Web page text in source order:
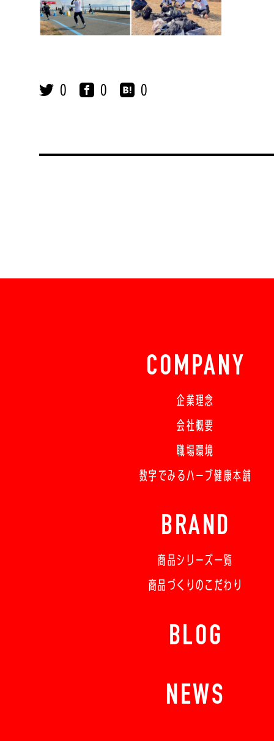
0 0 0
COMPANY
企業理念
会社概要
職場環境
数字でみるハーブ健康本舗
BRAND
商品シリーズ一覧
商品づくりのこだわり
BLOG
NEWS